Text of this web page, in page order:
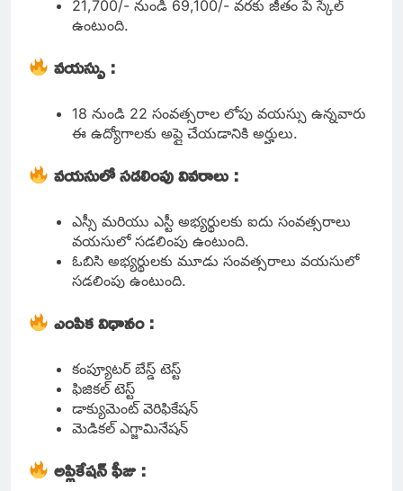
21,700/- నుండి 69,100/- వరకు జీతం పే స్కేల్
ఉంటుంది.
వయస్సు :
18 నుండి 22 సంవత్సరాల లోపు వయస్సు ఉన్నవారు
ఈ ఉద్యోగాలకు అప్లై చేయడానికి అర్హులు.
వయసులో సడలింపు వివరాలు :
ఎస్సీ మరియు ఎస్టీ అభ్యర్థులకు ఐదు సంవత్సరాలు
వయసులో సడలింపు ఉంటుంది.
ఓబిసి అభ్యర్థులకు మూడు సంవత్సరాలు వయసులో
సడలింపు ఉంటుంది.
ఎంపిక విధానం :
కంప్యూటర్ బేస్డ్ టెస్ట్
ఫిజికల్ టెస్ట్
డాక్యుమెంట్ వెరిఫికేషన్
మెడికల్ ఎగ్జామినేషన్
అప్లికేషన్ ఫీజు :